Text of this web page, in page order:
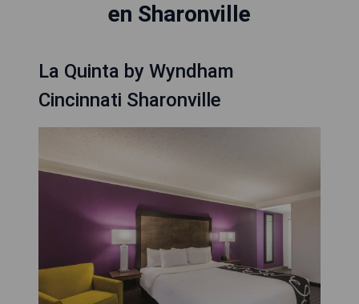
en Sharonville
La Quinta by Wyndham
Cincinnati Sharonville